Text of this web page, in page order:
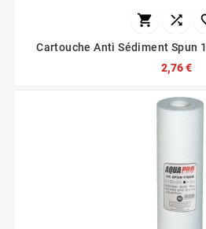
 
Cartouche Anti Sédiment Spun
2,76 €